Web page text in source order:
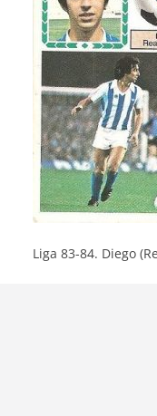
Liga 83-84. Diego